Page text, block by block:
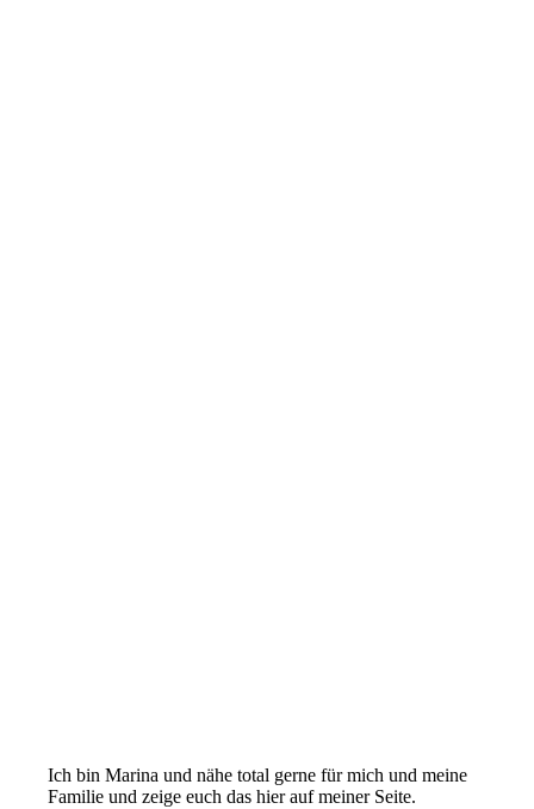
Ich bin Marina und nähe total gerne für mich und meine
Familie und zeige euch das hier auf meiner Seite.